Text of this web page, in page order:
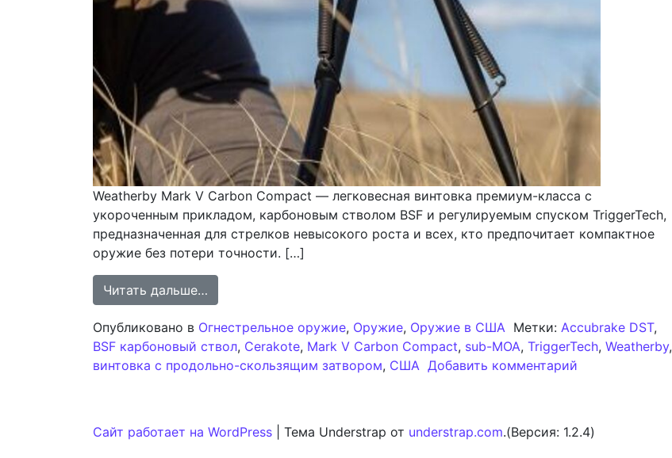
Weatherby Mark V Carbon Compact — легковесная винтовка премиум-класса с
укороченным прикладом, карбоновым стволом BSF и регулируемым спуском TriggerTech,
предназначенная для стрелков невысокого роста и всех, кто предпочитает компактное
оружие без потери точности. […]
Читать дальше…
Опубликовано в Огнестрельное оружие, Оружие, Оружие в США Метки: Accubrake DST,
BSF карбоновый ствол, Cerakote, Mark V Carbon Compact, sub-MOA, TriggerTech, Weatherby,
винтовка с продольно-скользящим затвором, США Добавить комментарий
Сайт работает на WordPress Тема Understrap от understrap.com.(Версия: 1.2.4)